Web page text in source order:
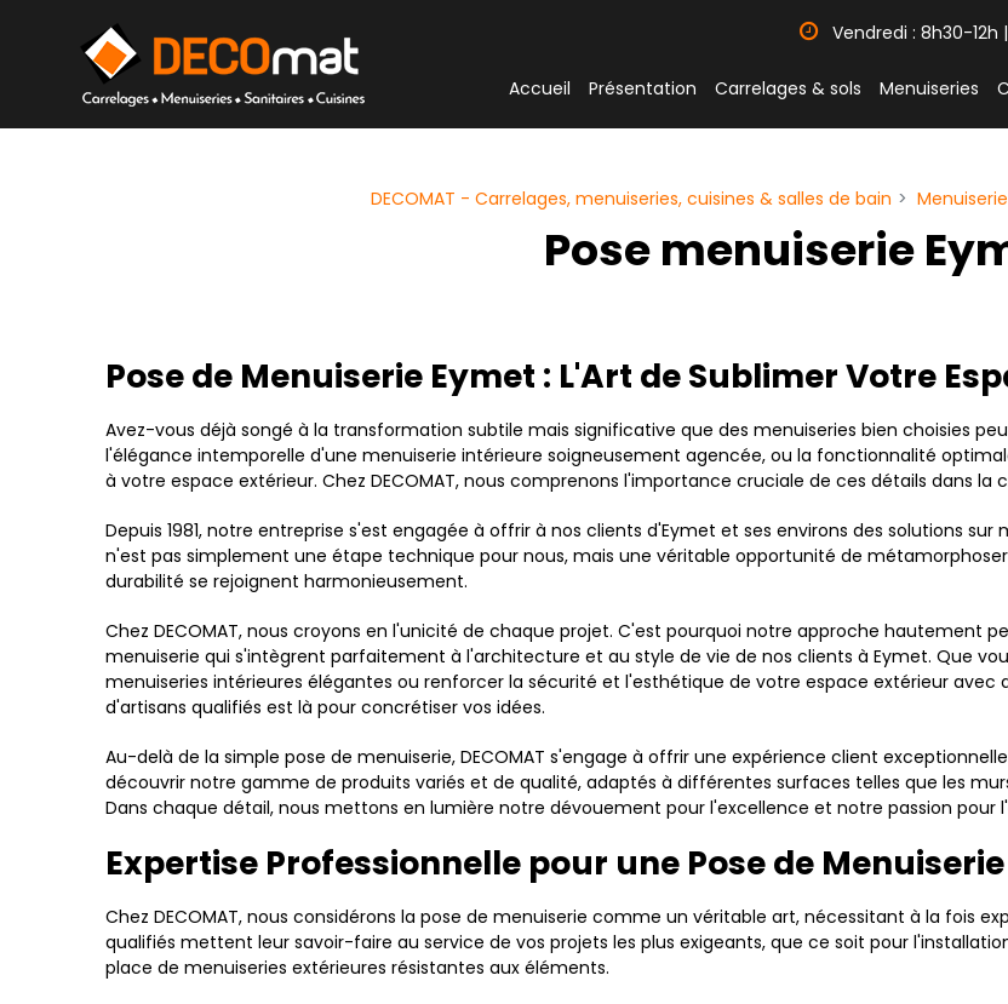
Vendredi : 8h30-12h
Accueil Présentation Carrelages & sols Menuiseries
DECOMAT - Carrelages, menuiseries, cuisines & salles de bain
Pose menuiserie
Pose de Menuiserie Eymet : L'Art de Sublimer Votre
Avez-vous déjà songé à la transformation subtile mais significative que des menuiseries bien choisies
l'élégance intemporelle d'une menuiserie intérieure soigneusement agencée, ou la fonctionnalité
à votre espace extérieur. Chez DECOMAT, nous comprenons l'importance cruciale de ces détails dans
Depuis 1981, notre entreprise s'est engagée à offrir à nos clients d'Eymet et ses environs des solutions
n'est pas simplement une étape technique pour nous, mais une véritable opportunité de
durabilité se rejoignent harmonieusement.
Chez DECOMAT, nous croyons en l'unicité de chaque projet. C'est pourquoi notre approche hautement
menuiserie qui s'intègrent parfaitement à l'architecture et au style de vie de nos clients à Eymet. Que
menuiseries intérieures élégantes ou renforcer la sécurité et l'esthétique de votre espace extérieur avec
d'artisans qualifiés est là pour concrétiser vos idées.
Au-delà de la simple pose de menuiserie, DECOMAT s'engage à offrir une expérience client
découvrir notre gamme de produits variés et de qualité, adaptés à différentes surfaces telles que les
Dans chaque détail, nous mettons en lumière notre dévouement pour l'excellence et notre passion
Expertise Professionnelle pour une Pose de
Chez DECOMAT, nous considérons la pose de menuiserie comme un véritable art, nécessitant à la fois
qualifiés mettent leur savoir-faire au service de vos projets les plus exigeants, que ce soit pour
place de menuiseries extérieures résistantes aux éléments.